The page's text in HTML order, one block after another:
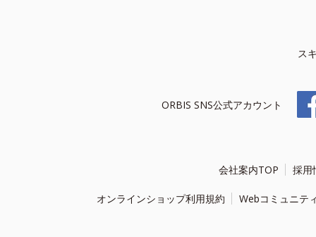
ス
ORBIS SNS公式アカウント
会社案内TOP 採用
オンラインショップ利用規約 Webコミュニテ